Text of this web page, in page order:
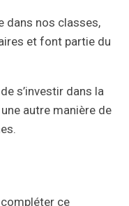
dans nos classes,
et font partie du
s’investir dans la
autre manière de
ce